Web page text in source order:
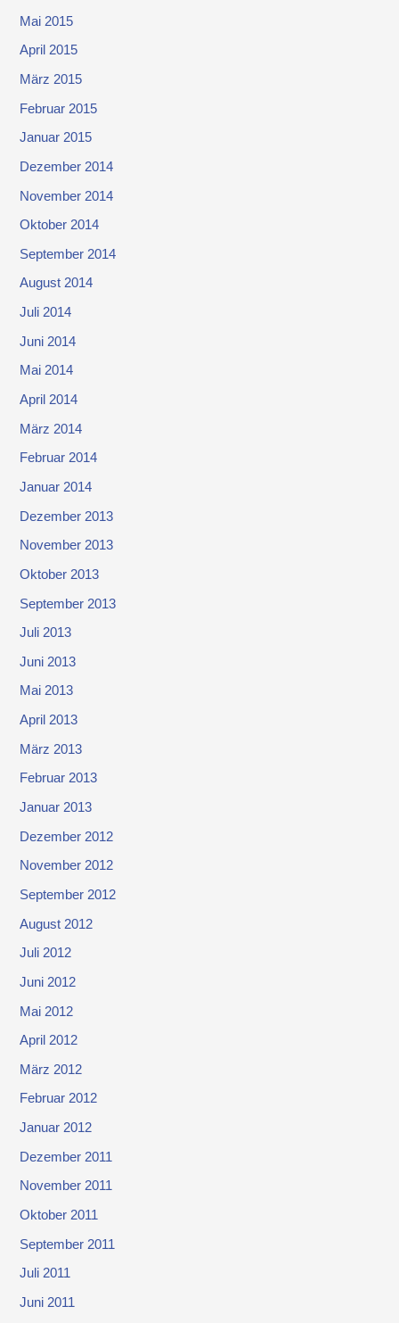
Mai 2015
April 2015
März 2015
Februar 2015
Januar 2015
Dezember 2014
November 2014
Oktober 2014
September 2014
August 2014
Juli 2014
Juni 2014
Mai 2014
April 2014
März 2014
Februar 2014
Januar 2014
Dezember 2013
November 2013
Oktober 2013
September 2013
Juli 2013
Juni 2013
Mai 2013
April 2013
März 2013
Februar 2013
Januar 2013
Dezember 2012
November 2012
September 2012
August 2012
Juli 2012
Juni 2012
Mai 2012
April 2012
März 2012
Februar 2012
Januar 2012
Dezember 2011
November 2011
Oktober 2011
September 2011
Juli 2011
Juni 2011